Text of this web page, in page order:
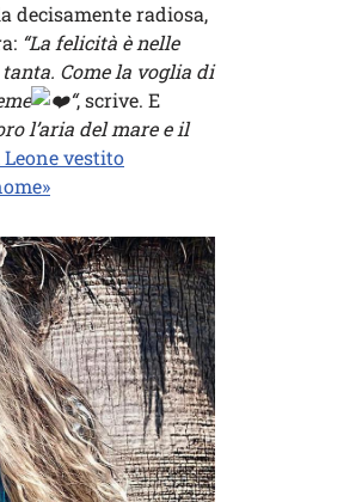
decisamente radiosa,
“La felicità è nelle
Come la voglia di
“, scrive. E
l’aria del mare e il
vestito